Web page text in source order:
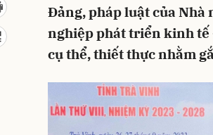
Đảng, pháp luật của Nhà
nghiệp phát triển kinh tế
cụ thể, thiết thực nhằm